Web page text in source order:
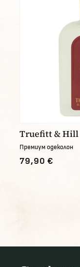
Truefitt & Hill
Премиум одеколон
79,90 €